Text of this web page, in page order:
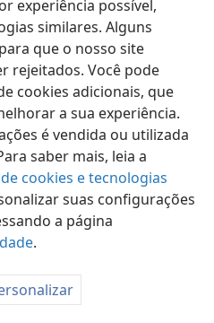
experiência possível,
similares. Alguns
que o nosso site
rejeitados. Você pode
cookies adicionais, que
a sua experiência.
é vendida ou utilizada
saber mais, leia a
cookies e tecnologias
suas configurações
a página
.
Preferências
and Tract Society of Pennsylvania
Política de Privacidade
JW.ORG Login